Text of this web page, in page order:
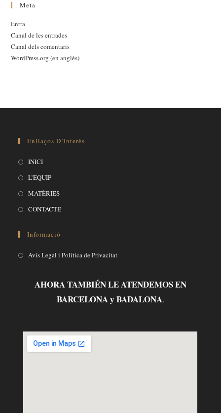
Meta
Entra
Canal de les entrades
Canal dels comentaris
WordPress.org (en anglès)
Enllaços D’Interès
INICI
L’EQUIP
MATÈRIES
CONTACTE
Informació
Avís Legal i Política de Privacitat
AHORA TAMBIÉN LE ATENDEMOS EN
BARCELONA y BADALONA.